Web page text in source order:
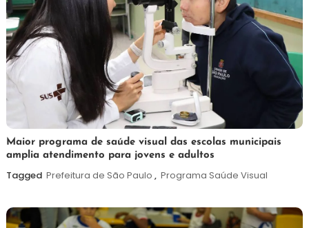
7
de
agosto
Maurilio
Maior programa de saúde visual das escolas municipais
amplia atendimento para jovens e adultos
Tagged Prefeitura de São Paulo , Programa Saúde Visual